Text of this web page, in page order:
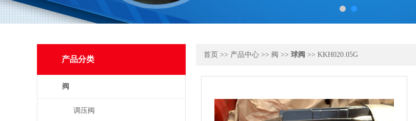
产品分类
阀
调压阀
首页 >> 产品中心 >> 阀 >> 球阀 >> KKH020.05G